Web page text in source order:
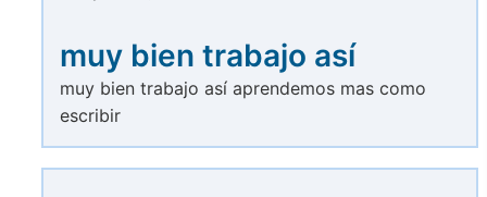
muy bien trabajo así
muy bien trabajo así aprendemos mas como
escribir